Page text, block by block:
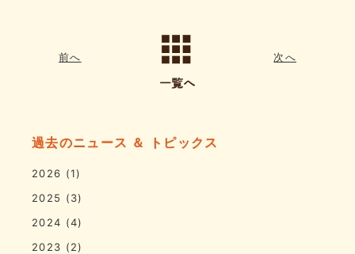
前へ 次へ
過去のニュース ＆ トピックス
2026 (1)
2025 (3)
2024 (4)
2023 (2)